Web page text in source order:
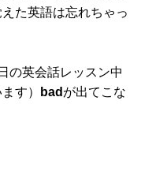
た英語は忘れちゃっ
の英会話レッスン中
す）
bad が出てこな